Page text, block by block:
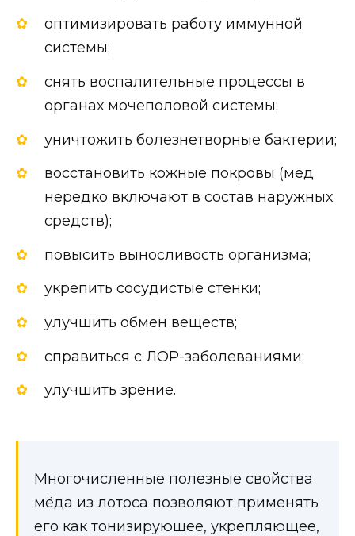
оптимизировать работу иммунной
системы;
снять воспалительные процессы в
органах мочеполовой системы;
уничтожить болезнетворные бактерии;
восстановить кожные покровы (мёд
нередко включают в состав наружных
средств);
повысить выносливость организма;
укрепить сосудистые стенки;
улучшить обмен веществ;
справиться с ЛОР-заболеваниями;
улучшить зрение.
Многочисленные полезные свойства
мёда из лотоса позволяют применять
его как тонизирующее, укрепляющее,